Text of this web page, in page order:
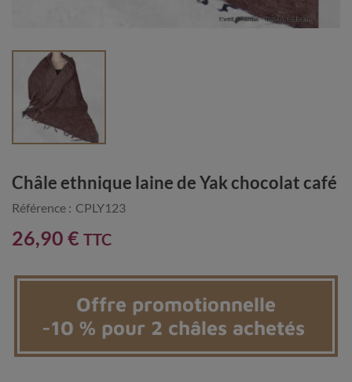
Châle ethnique laine de Yak chocolat café
Référence : CPLY123
26,90 € TTC
Offre promotionnelle
-10 % pour 2 châles achetés